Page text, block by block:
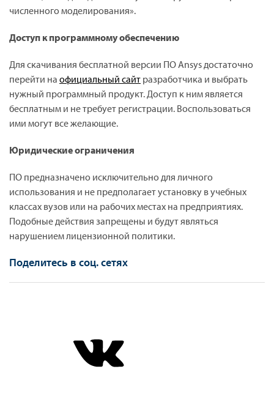
численного моделирования».
Доступ к программному обеспечению
Для скачивания бесплатной версии ПО Ansys достаточно
перейти на официальный сайт разработчика и выбрать
нужный программный продукт. Доступ к ним является
бесплатным и не требует регистрации. Воспользоваться
ими могут все желающие.
Юридические ограничения
ПО предназначено исключительно для личного
использования и не предполагает установку в учебных
классах вузов или на рабочих местах на предприятиях.
Подобные действия запрещены и будут являться
нарушением лицензионной политики.
Поделитесь в соц. сетях